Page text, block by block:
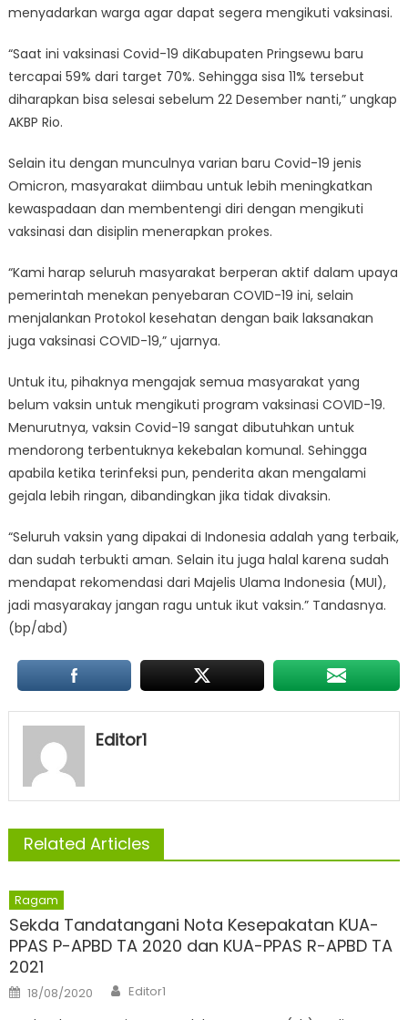
menyadarkan warga agar dapat segera mengikuti vaksinasi.
“Saat ini vaksinasi Covid-19 diKabupaten Pringsewu baru
tercapai 59% dari target 70%. Sehingga sisa 11% tersebut
diharapkan bisa selesai sebelum 22 Desember nanti,” ungkap
AKBP Rio.
Selain itu dengan munculnya varian baru Covid-19 jenis
Omicron, masyarakat diimbau untuk lebih meningkatkan
kewaspadaan dan membentengi diri dengan mengikuti
vaksinasi dan disiplin menerapkan prokes.
“Kami harap seluruh masyarakat berperan aktif dalam upaya
pemerintah menekan penyebaran COVID-19 ini, selain
menjalankan Protokol kesehatan dengan baik laksanakan
juga vaksinasi COVID-19,” ujarnya.
Untuk itu, pihaknya mengajak semua masyarakat yang
belum vaksin untuk mengikuti program vaksinasi COVID-19.
Menurutnya, vaksin Covid-19 sangat dibutuhkan untuk
mendorong terbentuknya kekebalan komunal. Sehingga
apabila ketika terinfeksi pun, penderita akan mengalami
gejala lebih ringan, dibandingkan jika tidak divaksin.
“Seluruh vaksin yang dipakai di Indonesia adalah yang terbaik,
dan sudah terbukti aman. Selain itu juga halal karena sudah
mendapat rekomendasi dari Majelis Ulama Indonesia (MUI),
jadi masyarakay jangan ragu untuk ikut vaksin.” Tandasnya.
(bp/abd)
Editor1
Related Articles
Ragam
Sekda Tandatangani Nota Kesepakatan KUA-
PPAS P-APBD TA 2020 dan KUA-PPAS R-APBD TA
2021
Posted
on
18/08/2020 Author
Editor1